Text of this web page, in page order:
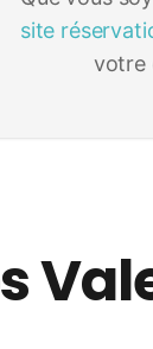
site
votre